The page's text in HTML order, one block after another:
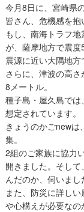
今月8日に、宮崎県
皆さん、危機感を
もし、南海トラフ
が、薩摩地方で震度
震源に近い大隅地方
さらに、津波の高
8メートル。
種子島・屋久島で
想定されています。
きょうのかごnew
集。
2組のご家族に協力
開きました。そし
んだのか、伺いまし
また、防災に詳し
や心構えが必要なの